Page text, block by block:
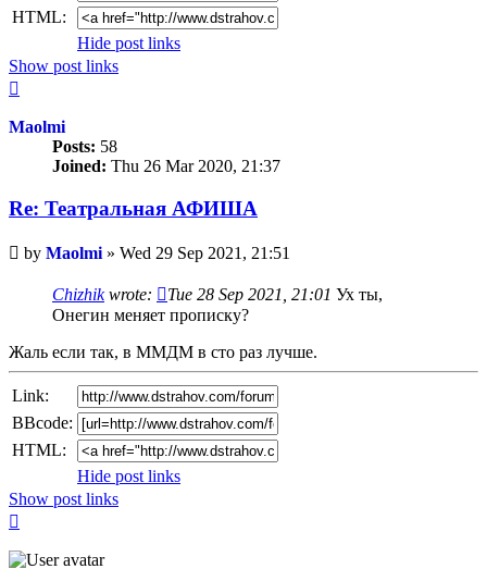
HTML:
Hide post links
Show post links
Maolmi
Posts: 58
Joined: Thu 26 Mar 2020, 21:37
Re: Театральная АФИША
Unread
post
by Maolmi » Wed 29 Sep 2021, 21:51
Chizhikwrote: Tue 28 Sep 2021, 21:01 Ух ты,
Онегин меняет прописку?
Жаль если так, в ММДМ в сто раз лучше.
Link:
BBcode:
HTML:
Hide post links
Show post links